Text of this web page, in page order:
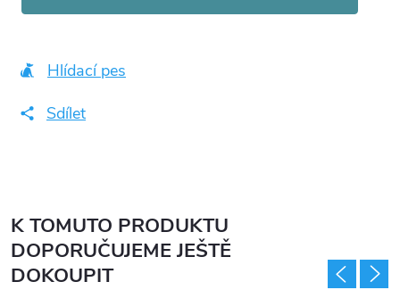
Hlídací pes
Sdílet
K TOMUTO PRODUKTU
DOPORUČUJEME JEŠTĚ
DOKOUPIT